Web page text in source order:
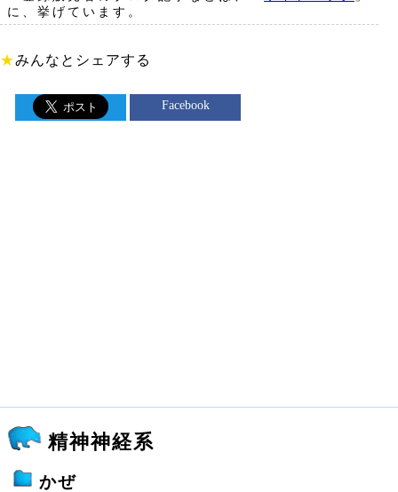
に、挙げています。
★みんなとシェアする
Facebook
精神神経系
かぜ